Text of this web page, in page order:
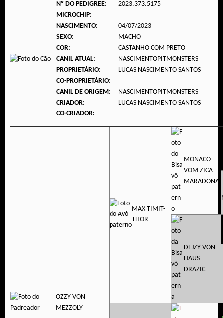
Nº DO PEDIGREE:
2023.373.5175
MICROCHIP:
NASCIMENTO:
04/07/2023
SEXO:
MACHO
COR:
CASTANHO COM PRETO
CANIL ATUAL:
NASCIMENTOPITMONSTERS
PROPRIETÁRIO:
LUCAS NASCIMENTO SANTOS
CO-PROPRIETÁRIO:
CANIL DE ORIGEM:
NASCIMENTOPITMONSTERS
CRIADOR:
LUCAS NASCIMENTO SANTOS
CO-CRIADOR:
OZZY VON
MEZZOLY
MAX TIMIT-
THOR
MONACO
VOM ZICA
MARADONA
DEJZY VON
HAUS
DRAZIC